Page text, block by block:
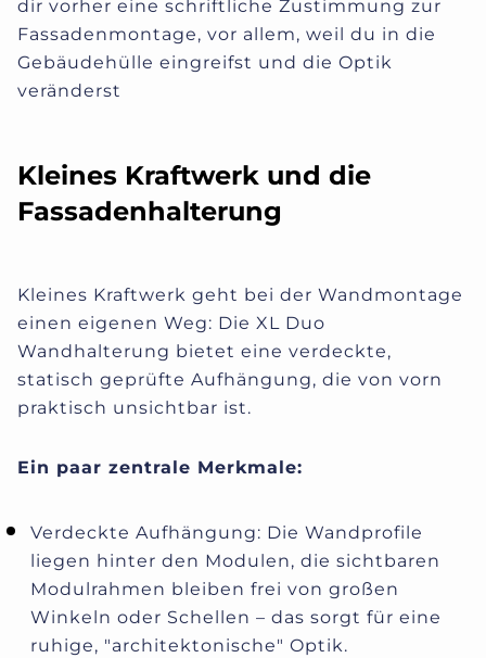
dir vorher eine schriftliche Zustimmung zur
Fassadenmontage, vor allem, weil du in die
Gebäudehülle eingreifst und die Optik
veränderst
Kleines Kraftwerk und die
Fassadenhalterung
Kleines Kraftwerk geht bei der Wandmontage
einen eigenen Weg: Die XL Duo
Wandhalterung bietet eine verdeckte,
statisch geprüfte Aufhängung, die von vorn
praktisch unsichtbar ist.
Ein paar zentrale Merkmale:
Verdeckte Aufhängung: Die Wandprofile
liegen hinter den Modulen, die sichtbaren
Modulrahmen bleiben frei von großen
Winkeln oder Schellen – das sorgt für eine
ruhige, "architektonische" Optik.